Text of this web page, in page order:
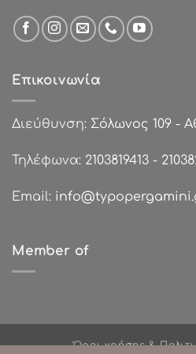
Επικοινωνία
Διεύθυνση: Σόλωνος 109 -
Τηλέφωνα: 2103819413 -
Email:
Member of
Όροι χρήσης &